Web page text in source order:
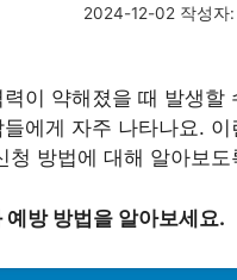
2024-12-02 작성자:
이 약해졌을 때 발생
에게 자주 나타나요.
청 방법에 대해 알아보도
방 방법을 알아보세요.